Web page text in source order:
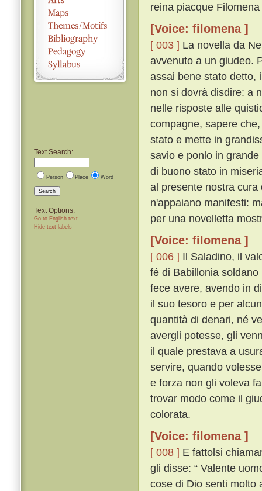
Text Search:
Person Place Word
Search
Text Options:
Go to English text
Hide text labels
reina piacque
[Voice: filomena ]
[ 003 ] La novella da
avvenuto a un giudeo.
assai bene stato detto,
non si dovrà disdire: a
nelle risposte alle
compagne, sapere
stato e mette in
savio e ponlo in
di buono stato in
al presente nostra
n'appaiano manifesti:
per una novelletta
[Voice: filomena ]
[ 006 ] Il Saladino, il
fé di Babillonia
fece avere, avendo in
il suo tesoro e per
quantità di denari, né
avergli potesse, gli
il quale prestava a
servire, quando
e forza non gli voleva
trovar modo come il
colorata.
[Voice: filomena ]
[ 008 ] E fattolsi
gli disse: “ Valente
cose di Dio senti molto